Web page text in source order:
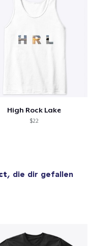
High Rock Lake
$22
, die dir gefallen